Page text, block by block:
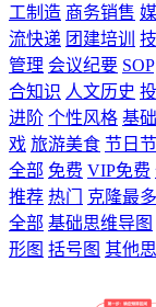
工制造 商务销售
流快递 团建培训
管理 会议纪要 SOP
合知识 人文历史
进阶 个性风格 基
戏 旅游美食 节日
全部 免费 VIP免费
推荐 热门 克隆最多
全部 基础思维导图
形图 括号图 其他